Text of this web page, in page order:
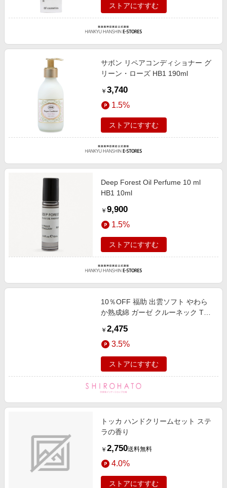
ストアにすすむ
サボン リペアコンディショナー グ
リーン・ローズ HB1 190ml
￥ 3,740
1.5%
ストアにすすむ
Deep Forest Oil Perfume 10 ml
HB1 10ml
￥ 9,900
1.5%
ストアにすすむ
10％OFF 福助 出雲ソフト やわら
か熟成綿 ガーゼ クルーネック Tシ
100％ fukuske IZUMO SOFT 満足
￥ 2,475
3.5%
ストアにすすむ
トッカ ハンドクリームセット ステ
ラの香り
￥ 2,750送料無料
4.0%
ストアにすすむ